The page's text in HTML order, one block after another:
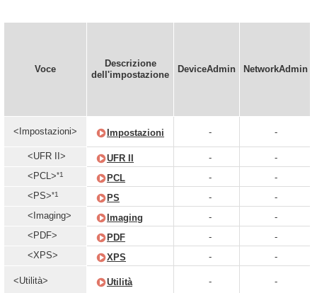
Voce
Descrizione
dell'impostazione
DeviceAdmin NetworkAdmin
<Impostazioni> Impostazioni - -
<UFR II> UFR II -
-
<PCL>*1 PCL -
-
<PS>*1 PS -
-
<Imaging>
Imaging -
-
<PDF>
PDF -
-
<XPS>
XPS - -
<Utilità> Utilità - -